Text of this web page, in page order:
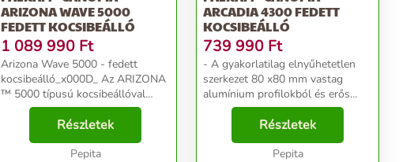
ARIZONA WAVE 5000
FEDETT KOCSIBEÁLLÓ
1 089 990 Ft
Arizona Wave 5000 - fedett
kocsibeálló_x000D_ Az ARIZONA
™ 5000 típusú kocsibeállóval
nagyon egyszerű a
parkolás._x000D_ - A horganyzott
acélelemekből összeállított
alumínium keret porszórással el...
Részletek
Pepita
ARCADIA 4300 FEDETT
KOCSIBEÁLLÓ
739 990 Ft
- A gyakorlatilag elnyűhetetlen
szerkezet 80 x80 mm vastag
alumínium profilokból és erős
üregkamrás polikarbonátból
áll_x000D_ - Az elegáns design,
tágas belsőtér elősegíti a könnyű
használatot_x0...
Részletek
Pepita